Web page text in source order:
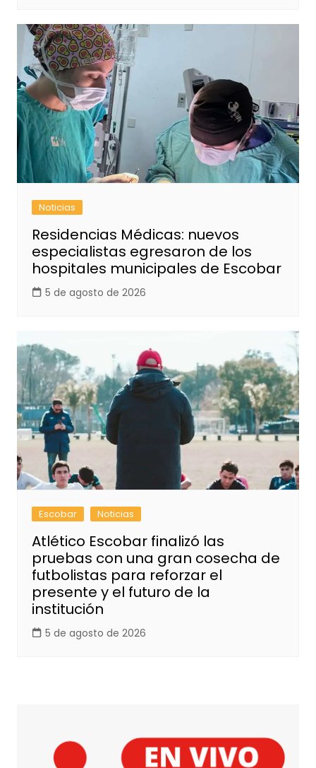
Noticias
Residencias Médicas: nuevos
especialistas egresaron de los
hospitales municipales de Escobar
5 de agosto de 2026
Escobar Noticias
Atlético Escobar finalizó las
pruebas con una gran cosecha de
futbolistas para reforzar el
presente y el futuro de la
institución
5 de agosto de 2026